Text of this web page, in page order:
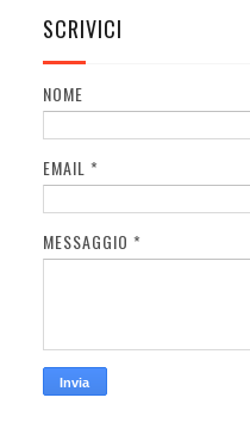
SCRIVICI
NOME
EMAIL *
MESSAGGIO *